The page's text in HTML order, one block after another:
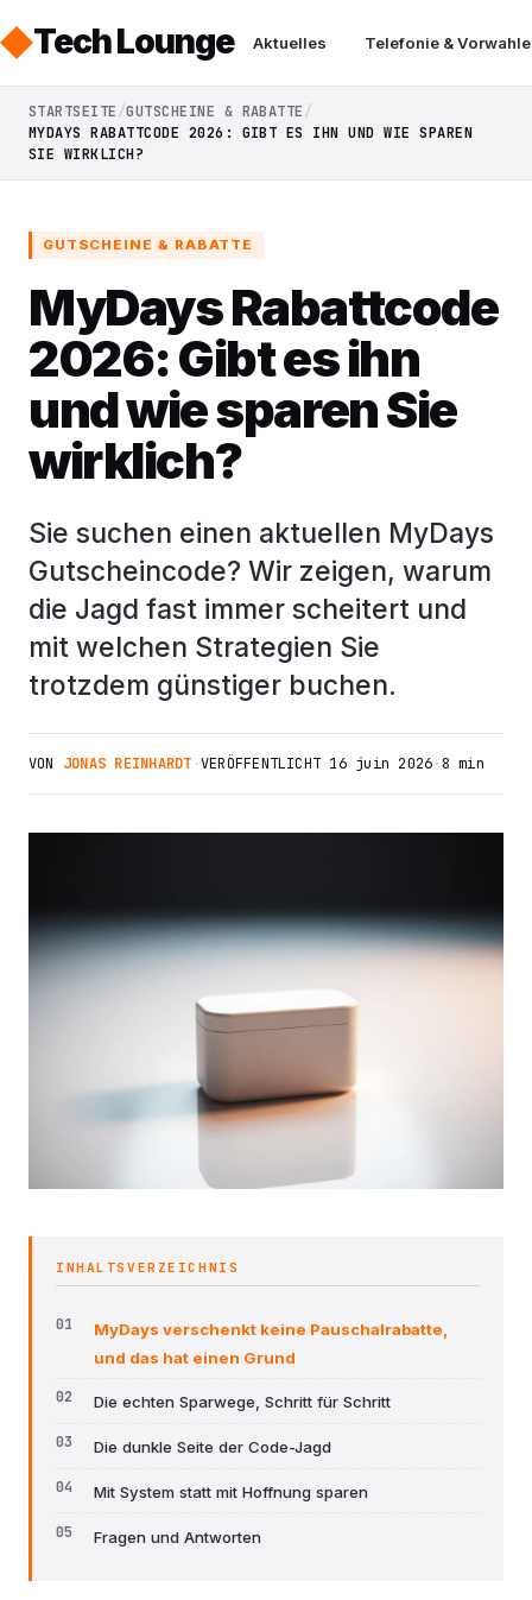
Tech Lounge Aktuelles Telefonie &
STARTSEITE GUTSCHEINE & RABATTE
MYDAYS RABATTCODE 2026: GIBT ES IHN UND WIE SPAREN
SIE WIRKLICH?
GUTSCHEINE & RABATTE
MyDays Rabattcode
2026: Gibt es ihn
und wie sparen Sie
wirklich?
Sie suchen einen aktuellen MyDays
Gutscheincode? Wir zeigen, warum
die Jagd fast immer scheitert und
mit welchen Strategien Sie
trotzdem günstiger buchen.
VON JONAS REINHARDT ·VERÖFFENTLICHT 16 juin 2026· 8 min
INHALTSVERZEICHNIS
MyDays verschenkt keine Pauschalrabatte,
und das hat einen Grund
Die echten Sparwege, Schritt für Schritt
Die dunkle Seite der Code-Jagd
Mit System statt mit Hoffnung sparen
Fragen und Antworten